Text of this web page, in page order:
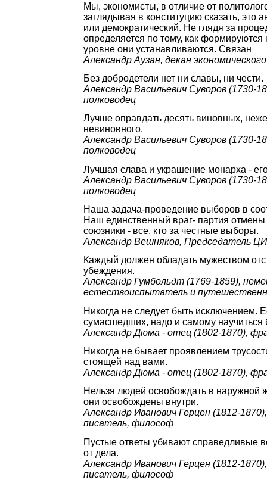
Мы, экономисты, в отличие от
заглядывая в конституцию сказать, это
или демократический. Не глядя за
определяется по тому, как формируются
уровне они устанавливаются. Связан
Александр Аузан, декан
Без добродетели нет ни славы, ни чести.
Александр Васильевич Суворов (1730-
полководец
Лучше оправдать десять виновных,
невиновного.
Александр Васильевич Суворов (1730-
полководец
Лучшая слава и украшение монарха -
Александр Васильевич Суворов (1730-
полководец
Наша задача-проведение выборов в
Наш единственный враг- партия
союзники - все, кто за честные выборы.
Александр Вешняков, Председатель
Каждый должен обладать мужеством
убеждения.
Александр Гумбольдт (1769-1859),
естествоиспытатель и
Никогда не следует быть исключением.
сумасшедших, надо и самому
Александр Дюма - отец (1802-1870),
Никогда не бывает проявлением
стоящей над вами.
Александр Дюма - отец (1802-1870),
Нельзя людей освобождать в наружной
они освобождены внутри.
Александр Иванович Герцен (1812-
писатель, философ
Пустые ответы убивают справедливые
от дела.
Александр Иванович Герцен (1812-
писатель, философ